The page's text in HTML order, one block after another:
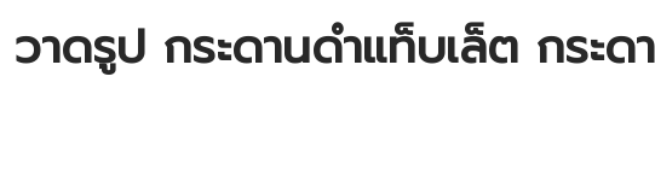
าดรูป กระดานดำแท็บเล็ต กระ